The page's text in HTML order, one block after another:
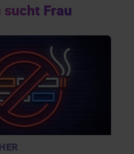
sucht Frau